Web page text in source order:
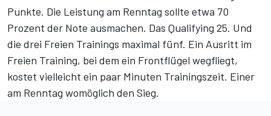
Punkte. Die Leistung am Renntag sollte etwa 70
Prozent der Note ausmachen. Das Qualifying 25. Und
die drei Freien Trainings maximal fünf. Ein Ausritt im
Freien Training, bei dem ein Frontflügel wegfliegt,
kostet vielleicht ein paar Minuten Trainingszeit. Einer
am Renntag womöglich den Sieg.